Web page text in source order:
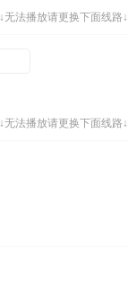
52
↓无法播放请更换下面线路↓
↓无法播放请更换下面线路↓